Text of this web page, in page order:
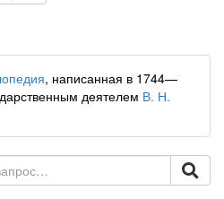
, написанная в 1744—
деятелем В. Н.